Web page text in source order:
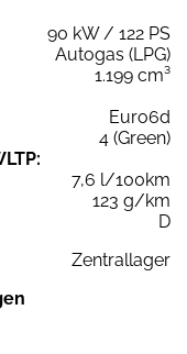
90 kW / 122 PS
Autogas (LPG)
1.199 cm³
Euro6d
4 (Green)
7,6 l/100km
123 g/km
D
Zentrallager